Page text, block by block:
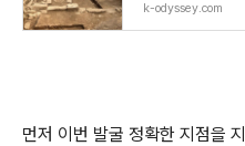
k-odyssey.com
먼저 이번 발굴 정확한 지점을